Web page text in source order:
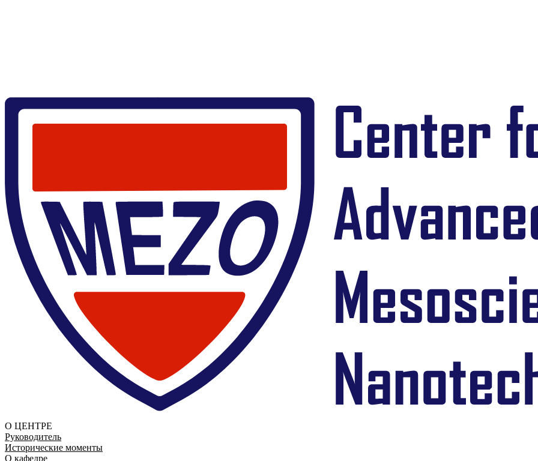
О ЦЕНТРЕ
Руководитель
Исторические моменты
О кафедре